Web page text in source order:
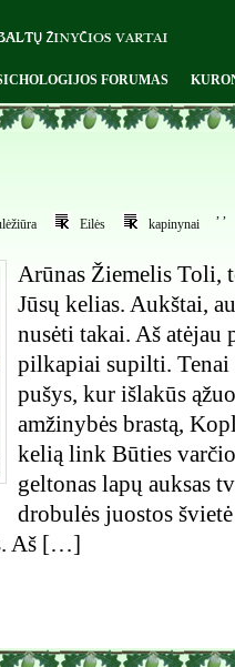
FORUMAS
,
Eilės
,
kapinynai
Arūnas Žiemelis
Jūsų kelias. Aukštai,
nusėti takai. Aš atėjau
pilkapiai supilti. Tenai
pušys, kur išlakūs
amžinybės brastą,
kelią link Būties
geltonas lapų auksas
drobulės juostos
Aš […]